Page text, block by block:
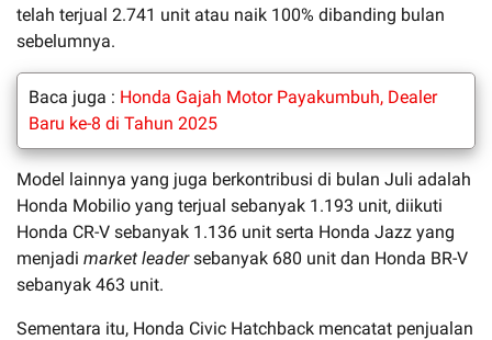
telah terjual 2.741 unit atau naik 100% dibanding bulan
sebelumnya.
Baca juga : Honda Gajah Motor Payakumbuh, Dealer
Baru ke-8 di Tahun 2025
Model lainnya yang juga berkontribusi di bulan Juli adalah
Honda Mobilio yang terjual sebanyak 1.193 unit, diikuti
Honda CR-V sebanyak 1.136 unit serta Honda Jazz yang
menjadi market leadersebanyak 680 unit dan Honda BR-V
sebanyak 463 unit.
Sementara itu, Honda Civic Hatchback mencatat penjualan